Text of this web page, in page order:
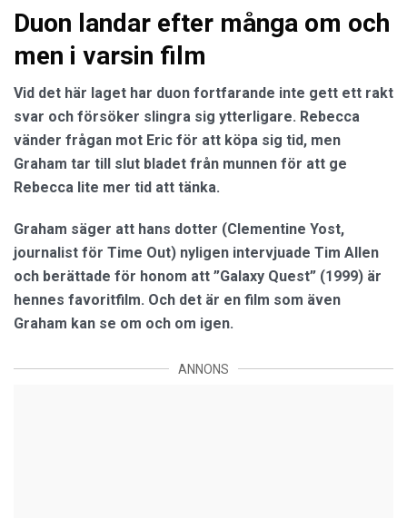
Duon landar efter många om och
men i varsin film
Vid det här laget har duon fortfarande inte gett ett rakt
svar och försöker slingra sig ytterligare. Rebecca
vänder frågan mot Eric för att köpa sig tid, men
Graham tar till slut bladet från munnen för att ge
Rebecca lite mer tid att tänka.
Graham säger att hans dotter (Clementine Yost,
journalist för Time Out) nyligen intervjuade Tim Allen
och berättade för honom att ”Galaxy Quest” (1999) är
hennes favoritfilm. Och det är en film som även
Graham kan se om och om igen.
ANNONS